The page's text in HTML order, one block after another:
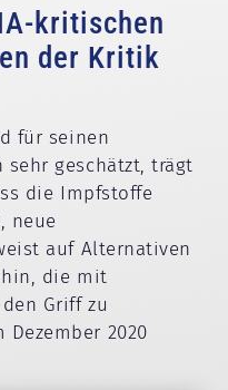
kritischen
der Kritik
für seinen
sehr geschätzt, trägt
die Impfstoffe
neue
auf Alternativen
hin, die mit
Griff zu
2020